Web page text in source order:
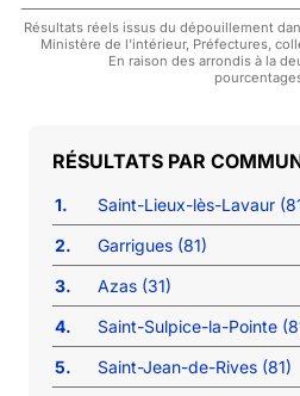
Résultats réels issus du dépouillement
Ministère de l'intérieur, Préfectures,
En raison des arrondis à la
1.
Saint-Lieux-lès-Lavaur
2.
Garrigues (81)
3.
Azas (31)
4.
Saint-Sulpice-la-Pointe
5.
Saint-Jean-de-Rives (81)